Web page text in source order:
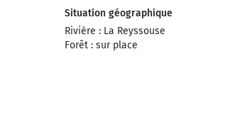
Situation géographique
Rivière : La Reyssouse
Forêt : sur place